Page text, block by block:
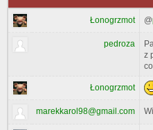
Łonogrzmot @
pedroza
z
Łonogrzmot
marekkarol98@gmail.com